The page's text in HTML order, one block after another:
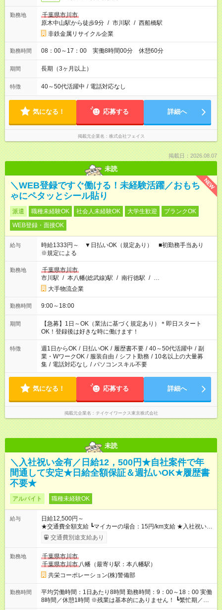
勤務地
千葉県市川市
原木中山駅から徒歩9分 / 市川駅 / 西船橋駅
非鉄金属リサイクル企業
勤務時間 08：00～17：00 実働8時間00分 休憩60分
期間 長期（3ヶ月以上）
特徴 40～50代活躍中 / 電話対応なし
気になる！ 応募する 詳細へ
掲載元企業名 株式会社フェイス
掲載日：2026.08.07
未読
NEW
＼WEB登録ですぐ働ける！未経験活躍／おもち
ゃにペタッとシール貼り
派遣 職種未経験OK 社会人未経験OK 大学生歓迎
ブランクOK
WEB登録・面接OK
給与
時給1333円～ ▼日払いOK（規定あり） ■初勤務手当あり
※規定による
勤務地
千葉県市川市
市川駅 / 本八幡(総武線)駅 / 南行徳駅 / …
大手物流企業
勤務時間 9:00～18:00
期間
【急募】1日～OK（業法に基づく規定あり）＊即日スタート
OK！登録後は好きな時に働けます！
特徴 週1日からOK / 日払いOK / 履歴書不要 / 40～50代活躍中 / 副
業・WワークOK / 服装自由 / シフト勤務 / 10名以上の大量募
集 / 電話対応なし / パソコンスキル不要
気になる！ 応募する 詳細へ
掲載元企業名 テイケイワークス東京株式会社
未読
＼入社祝い金有／日給12，500円★自社案件で年
間通して安定★日給全額保証＆週払いOK★履歴書
不要★
アルバイト 職種未経験OK
給与
日給12,500円～
★交通費全額支給 ┗マイカーの場合：15円/km支給 ★入社祝い金
「5万円」あり ★残業手当 ┗残業代は別途全額支給いたします ---
1200円×7ｈ×4日間 （休憩2時間分も給与が発生します♪） 【試
用期間】試用期間あり 試用期間の長さ：3ヶ月 雇用形態、給与
は本採用時と同じです。
交通費別途支給あり
勤務地
千葉県市川市
千葉県市川市 八幡（最寄り駅：本八幡駅）
共栄コーポレーション(株)警備部
勤務時間
平均労働時間：1日あたり8時間 勤務時間：9：00～18：00 実働
8時間／休憩1時間 ※残業は基本的にありません！ ┗繁忙期／多
忙期にお願いする場合あり ┗残業代は別途全額支給いたします！